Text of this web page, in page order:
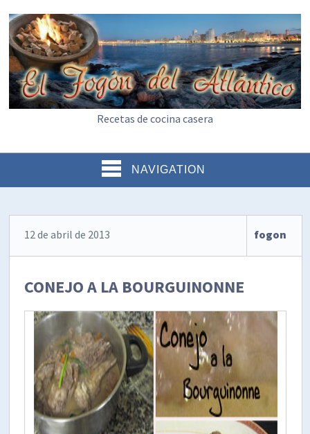
Recetas de cocina casera
NAVIGATION
12 de abril de 2013 fogon
CONEJO A LA BOURGUINONNE